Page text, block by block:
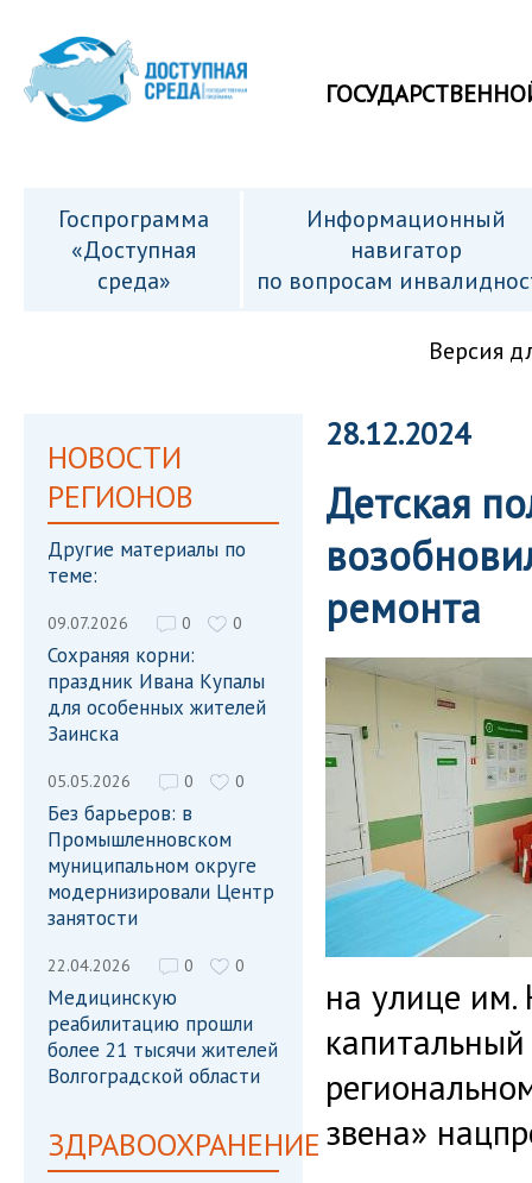
Госпрограмма
«Доступная
среда»
Информационный
навигатор
по вопросам
Версия
НОВОСТИ
РЕГИОНОВ
Другие материалы по
теме:
09.07.2026 0 0
Сохраняя корни:
праздник Ивана Купалы
для особенных жителей
Заинска
05.05.2026 0 0
Без барьеров: в
Промышленновском
муниципальном округе
модернизировали Центр
занятости
22.04.2026 0 0
Медицинскую
реабилитацию прошли
более 21 тысячи жителей
Волгоградской области
ЗДРАВООХРАНЕНИЕ
28.12.2024
Детская
ремонта
на улице
звена»